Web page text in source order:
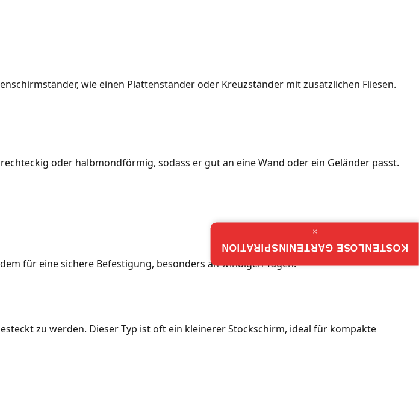
wie einen Plattenständer oder Kreuzständer mit zusätzlichen Fliesen.
oder halbmondförmig, sodass er gut an eine Wand oder ein Geländer passt.
für eine sichere Befestigung, besonders an windigen Tagen.
zu werden. Dieser Typ ist oft ein kleinerer Stockschirm, ideal für kompakte
KOSTENLOSE GARTENINSPIRATION
×